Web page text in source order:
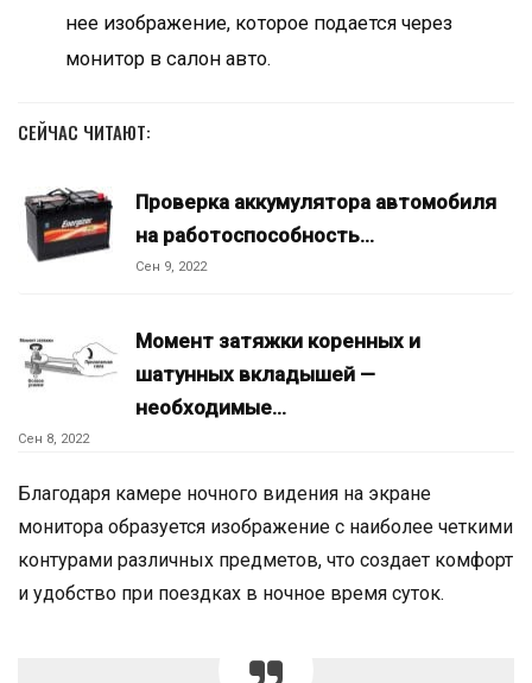
нее изображение, которое подается через
монитор в салон авто.
СЕЙЧАС ЧИТАЮТ:
Проверка аккумулятора автомобиля
на работоспособность…
Сен 9, 2022
Момент затяжки коренных и
шатунных вкладышей —
необходимые…
Сен 8, 2022
Благодаря камере ночного видения на экране
монитора образуется изображение с наиболее четкими
контурами различных предметов, что создает комфорт
и удобство при поездках в ночное время суток.